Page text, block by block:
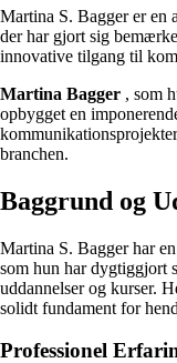
Martina S. Bagger er en
der har gjort sig
innovative tilgang til
Martina Bagger , som
opbygget en
branchen.
Baggrund og
Martina S. Bagger har
som hun har dygtiggjort
uddannelser og kurser.
solidt fundament for
Professionel